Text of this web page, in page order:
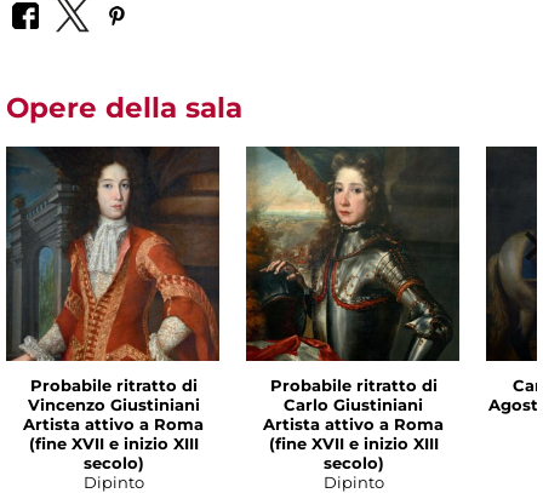
Opere della sala
Probabile ritratto di
Vincenzo Giustiniani
Artista attivo a Roma
(fine XVII e inizio XIII
secolo)
Dipinto
Probabile ritratto di
Carlo Giustiniani
Artista attivo a Roma
(fine XVII e inizio XIII
secolo)
Dipinto